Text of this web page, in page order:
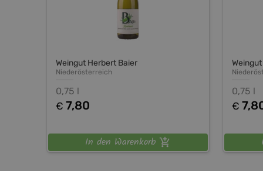
Weingut Herbert Baier
Niederösterreich
0,75 l
€ 7,80
In den Warenkorb
0,75 l
€